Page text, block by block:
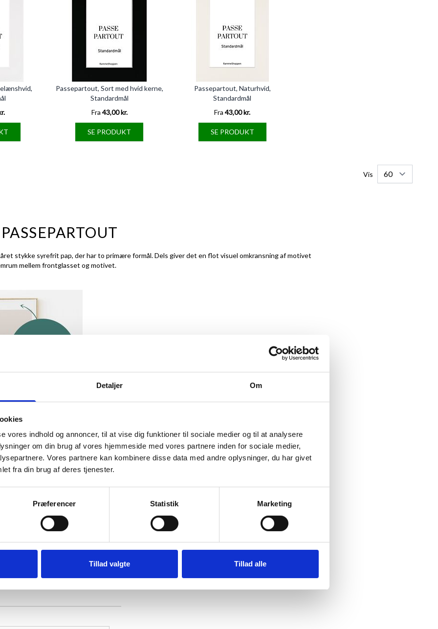
Detaljer Om
vores indhold og annoncer, til at vise dig funktioner til sociale medier og til at analysere
om din brug af vores hjemmeside med vores partnere inden for sociale medier,
Vores partnere kan kombinere disse data med andre oplysninger, du har givet
fra din brug af deres tjenester.
Præferencer Statistik Marketing
Tillad valgte Tillad alle
Passepartout, Sort med hvid kerne,
Standardmål
Fra 43,00 kr.
SE PRODUKT
Passepartout, Naturhvid,
Standardmål
Fra 43,00 kr.
SE PRODUKT
Vis
stykke syrefrit pap, der har to primære formål. Dels giver det en flot visuel omkransning af motivet
mellem frontglasset og motivet.
I STANDARDMÅL
plakat er et standardmål, så kan du se alle vores standard strørrelser
billedstørrelsen, så kan du i dropdown vælge rammestørrelsen, hvor vi kommer med forslag.
ved passepartout i standardmål, der skal du ved billedstrørrelsen vælge de præcise mål på dit motiv. Vi
taget højde for at du skal have 5 mm overlap til montering, derfor vil det reelle hulmål til en A4-